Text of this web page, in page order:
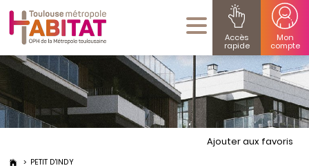
Accès
rapide
Mon
compte
PETIT D'INDY
Ajouter aux favoris